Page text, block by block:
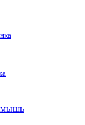
мышь